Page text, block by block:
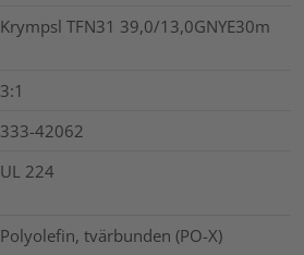
Krympsl TFN31 39,0/13,0GNYE30m
3:1
333-42062
UL 224
Polyolefin, tvärbunden (PO-X)